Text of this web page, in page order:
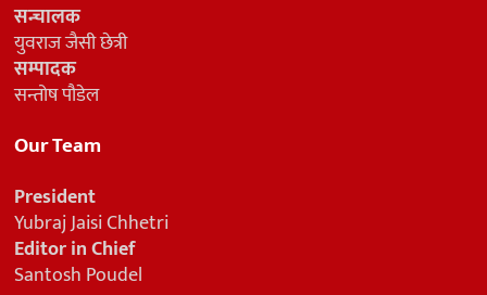
सन्चालक
युवराज जैसी छेत्री
सम्पादक
सन्तोष पौडेल
Our Team
President
Yubraj Jaisi Chhetri
Editor in Chief
Santosh Poudel